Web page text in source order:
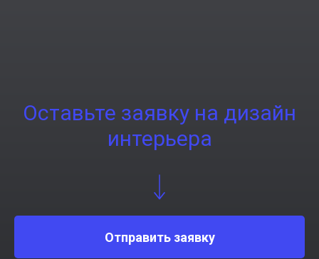
Оставьте заявку на дизайн
интерьера
Отправить заявку